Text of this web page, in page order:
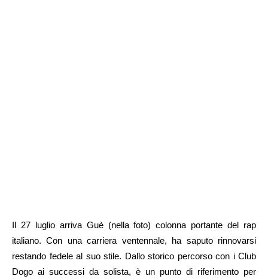
Il 27 luglio arriva Guè (nella foto) colonna portante del rap
italiano. Con una carriera ventennale, ha saputo rinnovarsi
restando fedele al suo stile. Dallo storico percorso con i Club
Dogo ai successi da solista, è un punto di riferimento per